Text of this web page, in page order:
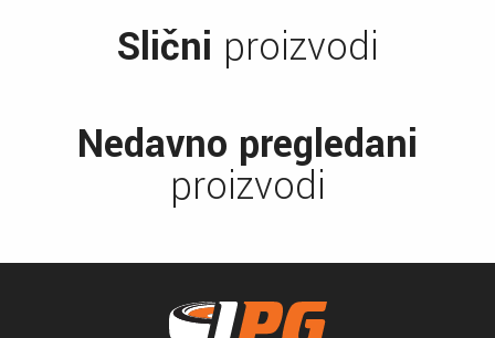
Slični proizvodi
Nedavno pregledani
proizvodi